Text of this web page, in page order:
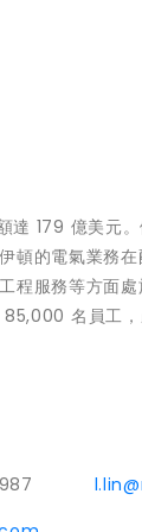
179 億美元
的電氣業務
程服務等方面
名員工
987